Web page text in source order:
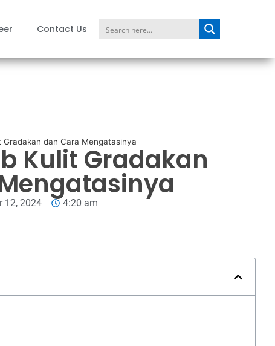
Contact Us
Gradakan dan Cara Mengatasinya
Kulit Gradakan
12, 2024 4:20 am